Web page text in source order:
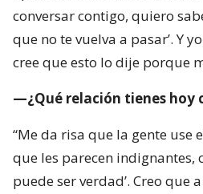
“Me da risa que la gente use
que les parecen indignantes,
puede ser verdad’. Creo que a
empecé a dar cuenta de que
Después sentía que
empezaron a crear los
apareció mi cara. Y yo decía:
años, ¿cómo esto sigue?’”.